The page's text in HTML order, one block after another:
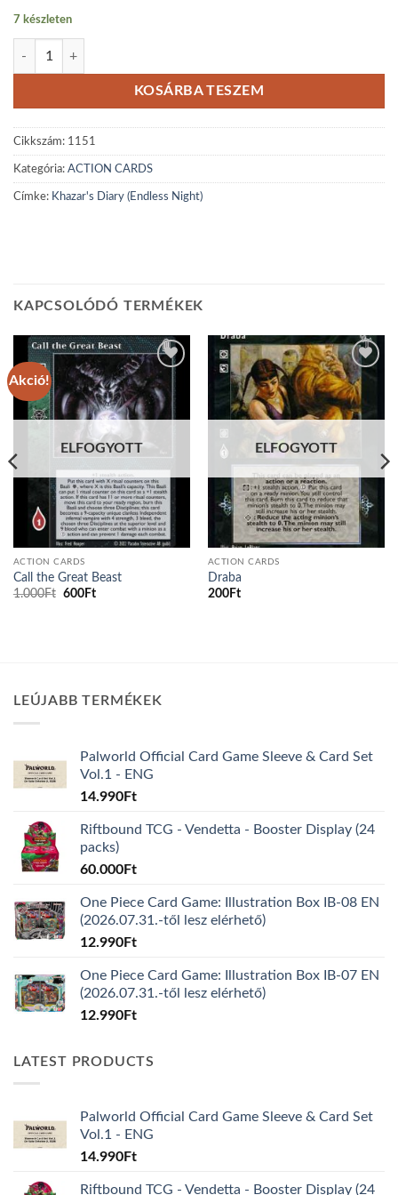
7 készleten
Khazar's Diary (Endless Night) mennyiség
KOSÁRBA TESZEM
Cikkszám: 1151
Kategória: ACTION CARDS
Címke: Khazar's Diary (Endless Night)
KAPCSOLÓDÓ TERMÉKEK
Akció!
Add to
wishlist
ELFOGYOTT
ACTION CARDS
Call the Great Beast
1.000Ft Original
600FtCurrent
Add to
wishlist
ELFOGYOTT
ACTION CARDS
Draba
200Ft
LEÚJABB TERMÉKEK
Palworld Official Card Game Sleeve & Card Set
Vol.1 - ENG
14.990Ft
Riftbound TCG - Vendetta - Booster Display (24
packs)
60.000Ft
One Piece Card Game: Illustration Box IB-08 EN
(2026.07.31.-től lesz elérhető)
12.990Ft
One Piece Card Game: Illustration Box IB-07 EN
(2026.07.31.-től lesz elérhető)
12.990Ft
LATEST PRODUCTS
Palworld Official Card Game Sleeve & Card Set
Vol.1 - ENG
14.990Ft
Riftbound TCG - Vendetta - Booster Display (24